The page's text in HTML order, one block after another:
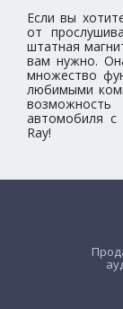
Если вы
от
штатная
вам нужно.
множество
любимыми
возможность
автомобиля
Ray!